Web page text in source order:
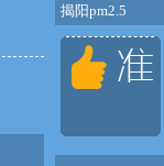
揭阳pm2.5